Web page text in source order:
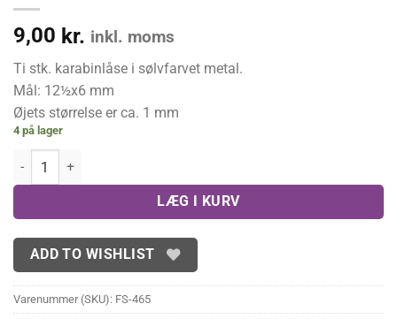
9,00 kr. inkl. moms
Ti stk. karabinlåse i sølvfarvet metal.
Mål: 12½x6 mm
Øjets størrelse er ca. 1 mm
4 på lager
Sølvfarvede karabinlåse(10 stk.) antal
LÆG I KURV
ADD TO WISHLIST
Varenummer (SKU): FS-465